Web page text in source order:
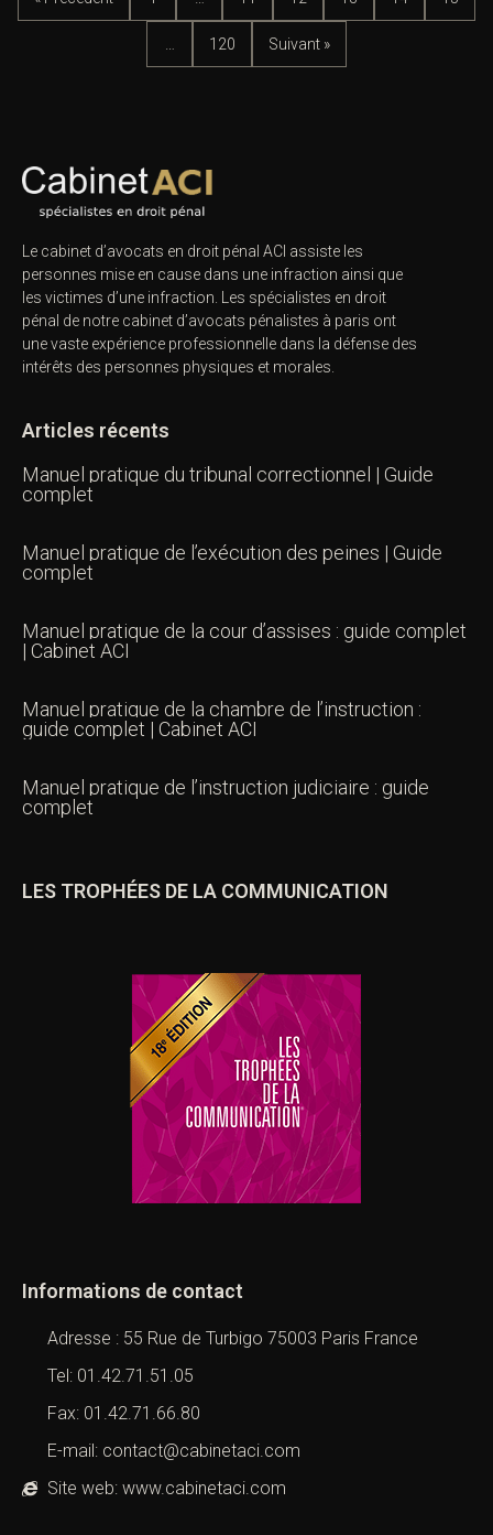
120 Suivant »
Le cabinet d’avocats en droit pénal ACI assiste les
personnes mise en cause dans une infraction ainsi que
les victimes d’une infraction. Les spécialistes en droit
pénal de notre cabinet d’avocats pénalistes à paris ont
une vaste expérience professionnelle dans la défense des
intérêts des personnes physiques et morales.
Articles récents
Manuel pratique du tribunal correctionnel | Guide
complet
Manuel pratique de l’exécution des peines | Guide
complet
Manuel pratique de la cour d’assises : guide complet
| Cabinet ACI
Manuel pratique de la chambre de l’instruction :
guide complet | Cabinet ACI
Manuel pratique de l’instruction judiciaire : guide
complet
LES TROPHÉES DE LA COMMUNICATION
Informations de contact
Adresse : 55 Rue de Turbigo 75003 Paris France
Tel: 01.42.71.51.05
Fax: 01.42.71.66.80
E-mail: contact@cabinetaci.com
Site web: www.cabinetaci.com